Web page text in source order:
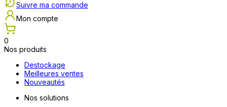
Suivre ma commande
Mon compte
0
Nos produits
Destockage
Meilleures ventes
Nouveautés
Nos solutions